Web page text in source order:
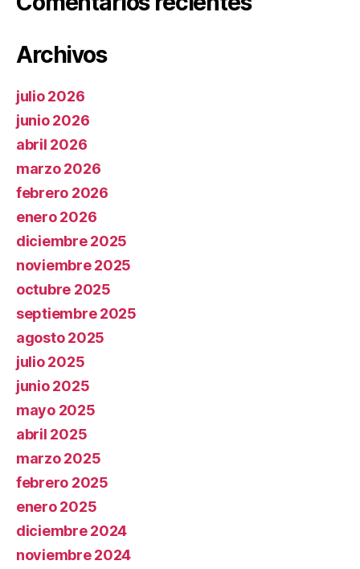
Archivos
julio 2026
junio 2026
abril 2026
marzo 2026
febrero 2026
enero 2026
diciembre 2025
noviembre 2025
octubre 2025
septiembre 2025
agosto 2025
julio 2025
junio 2025
mayo 2025
abril 2025
marzo 2025
febrero 2025
enero 2025
diciembre 2024
noviembre 2024